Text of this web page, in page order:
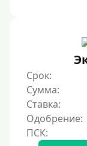
С
Под низкий
Без процентов
Первый
Без процентов
Срок:
Сумма:
Ставка:
Одобрение: